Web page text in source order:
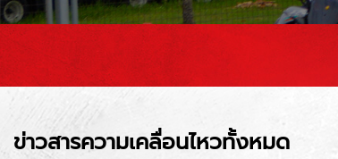
ข่าวสารความเคลื่อนไหวทั้งหมด